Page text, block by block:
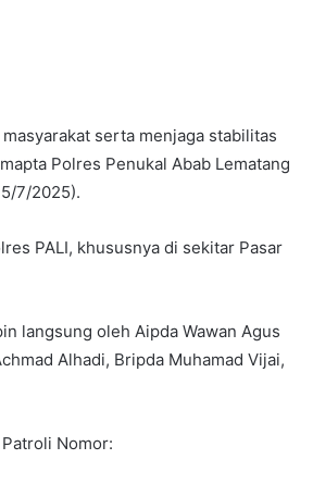
serta menjaga stabilitas
Polres Penukal Abab Lematang
7/2025).
PALI, khususnya di sekitar Pasar
langsung oleh Aipda Wawan Agus
Alhadi, Bripda Muhamad Vijai,
Nomor: